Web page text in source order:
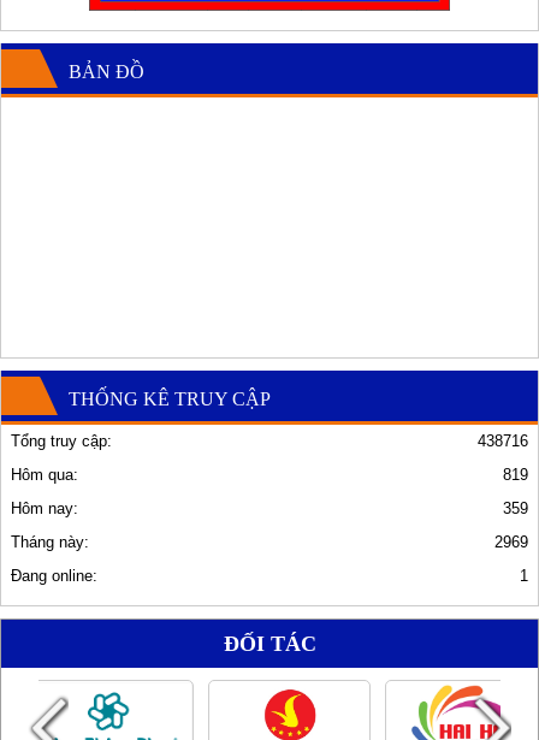
BẢN ĐỒ
THỐNG KÊ TRUY CẬP
438716
Tổng truy cập:
819
Hôm qua:
359
Hôm nay:
2969
Tháng này:
1
Đang online:
ĐỐI TÁC